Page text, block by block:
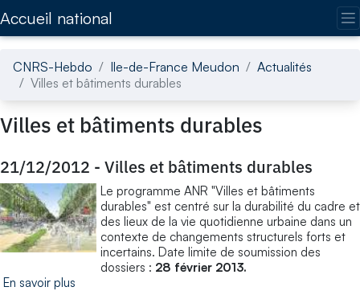
Accueil national
CNRS-Hebdo Ile-de-France Meudon
Actualités
Villes et bâtiments durables
Villes et bâtiments durables
21/12/2012 - Villes et bâtiments durables
Le programme ANR "Villes et bâtiments
durables" est centré sur la durabilité du cadre et
des lieux de la vie quotidienne urbaine dans un
contexte de changements structurels forts et
incertains. Date limite de soumission des
dossiers : 28 février 2013.
En savoir plus